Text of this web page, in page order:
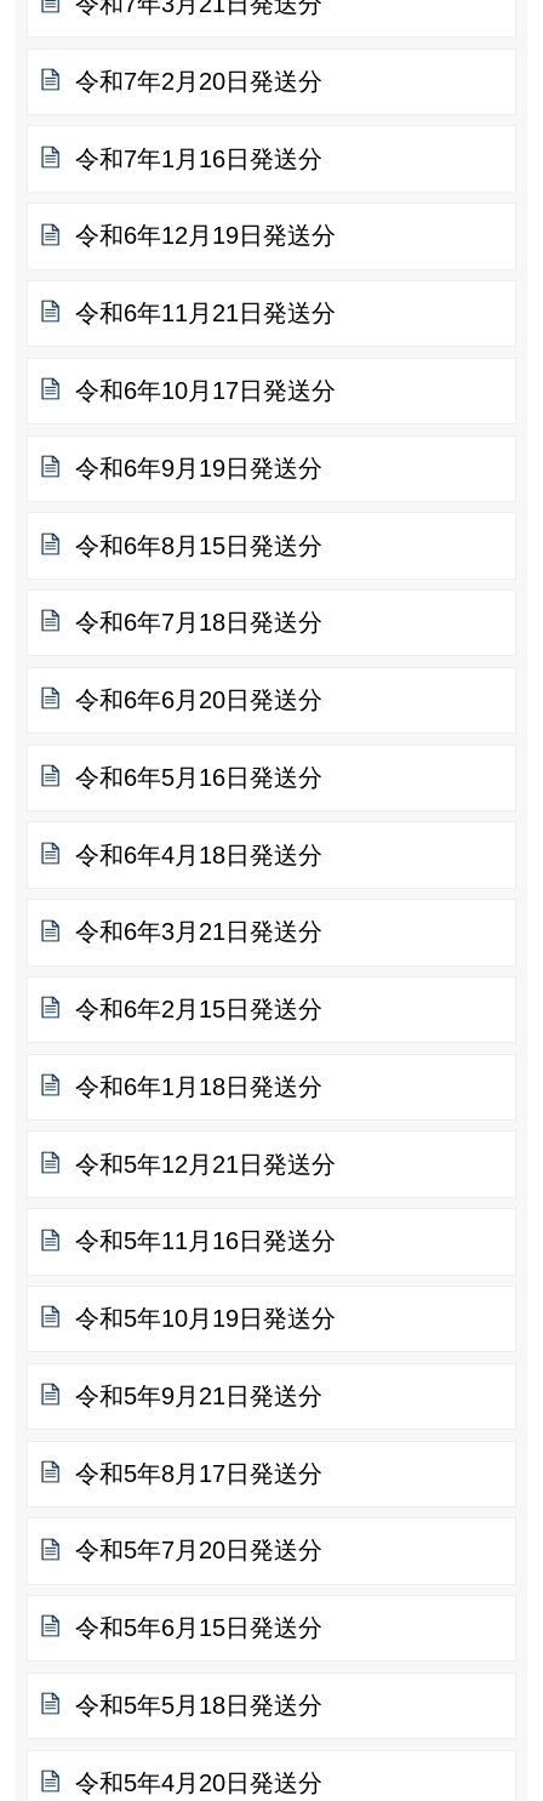
令和7年2月20日発送分
令和7年1月16日発送分
令和6年12月19日発送分
令和6年11月21日発送分
令和6年10月17日発送分
令和6年9月19日発送分
令和6年8月15日発送分
令和6年7月18日発送分
令和6年6月20日発送分
令和6年5月16日発送分
令和6年4月18日発送分
令和6年3月21日発送分
令和6年2月15日発送分
令和6年1月18日発送分
令和5年12月21日発送分
令和5年11月16日発送分
令和5年10月19日発送分
令和5年9月21日発送分
令和5年8月17日発送分
令和5年7月20日発送分
令和5年6月15日発送分
令和5年5月18日発送分
令和5年4月20日発送分